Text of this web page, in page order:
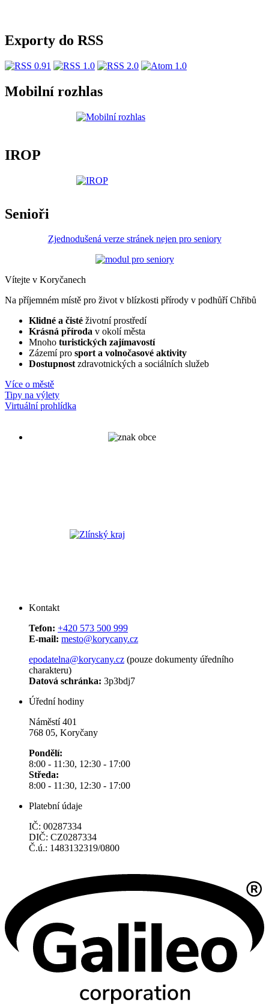
Exporty do RSS
Mobilní rozhlas
IROP
Senioři
Zjednodušená verze stránek nejen pro seniory
Vítejte v Koryčanech
Na příjemném místě pro život v blízkosti přírody v podhůří Chřibů
Klidné a čisté životní prostředí
Krásná příroda v okolí města
Mnoho turistických zajímavostí
Zázemí pro sport a volnočasové aktivity
Dostupnostzdravotnických a sociálních služeb
Více o městě
Tipy na výlety
Virtuální prohlídka
Kontakt
Tefon: +420 573 500 999
E-mail: mesto@korycany.cz
epodatelna@korycany.cz (pouze dokumenty úředního
charakteru)
Datová schránka: 3p3bdj7
Úřední hodiny
Náměstí 401
768 05, Koryčany
Pondělí:
8:00 - 11:30, 12:30 - 17:00
Středa:
8:00 - 11:30, 12:30 - 17:00
Platební údaje
IČ: 00287334
DIČ: CZ0287334
Č.ú.: 1483132319/0800